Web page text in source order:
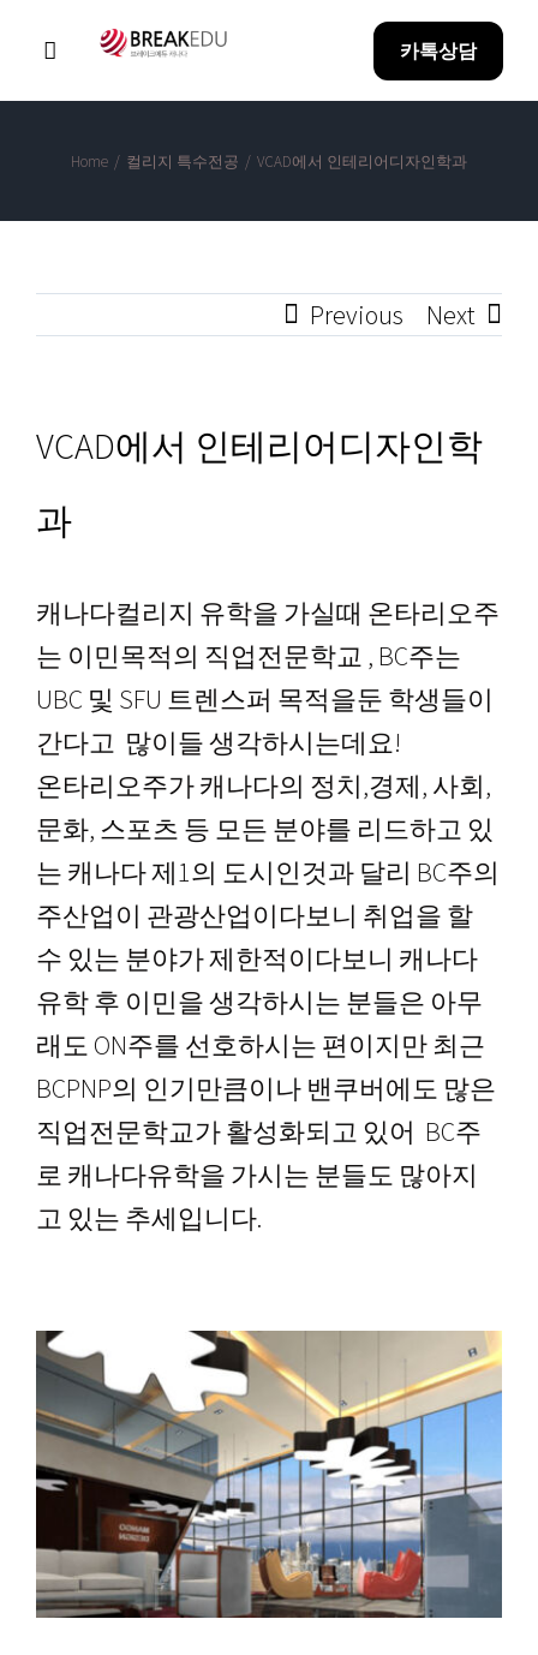
content
Toggle
Home
아이혼자유학
커뮤니티
카톡상담
Home / 컬리지 특수전공 / VCAD에서 인테리어디자인학과
Previous Next
VCAD에서 인테리어디자인학
과
캐나다컬리지 유학을 가실때 온타리오주
는 이민목적의 직업전문학교 , BC주는
UBC 및 SFU 트렌스퍼 목적을둔 학생들이
간다고 많이들 생각하시는데요!
온타리오주가 캐나다의 정치,경제, 사회,
문화, 스포츠 등 모든 분야를 리드하고 있
는 캐나다 제1의 도시인것과 달리 BC주의
주산업이 관광산업이다보니 취업을 할
수 있는 분야가 제한적이다보니 캐나다
유학 후 이민을 생각하시는 분들은 아무
래도 ON주를 선호하시는 편이지만 최근
BCPNP의 인기만큼이나 밴쿠버에도 많은
직업전문학교가 활성화되고 있어 BC주
로 캐나다유학을 가시는 분들도 많아지
고 있는 추세입니다.